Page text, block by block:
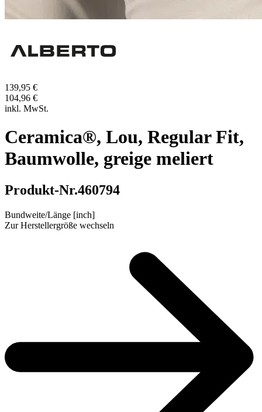
139,95 €
104,96 €
inkl. MwSt.
Ceramica®, Lou, Regular Fit,
Baumwolle, greige meliert
Produkt-Nr.460794
Bundweite/Länge [inch]
Zur Herstellergröße wechseln